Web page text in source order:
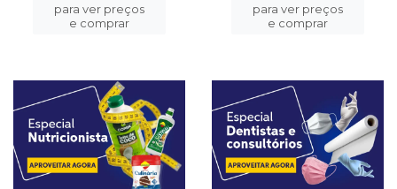
para ver preços
e comprar
para ver preços
e comprar